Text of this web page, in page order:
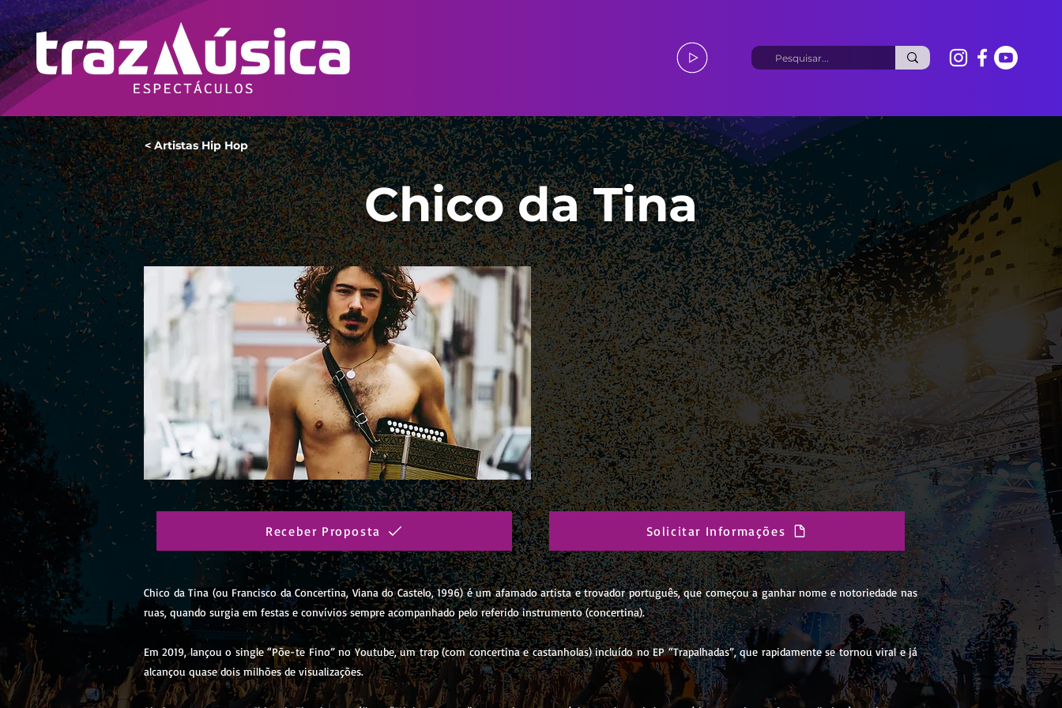
< Artistas Hip Hop
Chico da Tina
Receber Proposta Solicitar Informações
Chico da Tina (ou Francisco da Concertina, Viana do Castelo, 1996) é um afamado artista e trovador português, que começou a ganhar nome e notoriedade nas
ruas, quando surgia em festas e convívios sempre acompanhado pelo referido instrumento (concertina).
Em 2019, lançou o single “Põe-te Fino” no Youtube, um trap (com concertina e castanholas) incluído no EP “Trapalhadas”, que rapidamente se tornou viral e já
alcançou quase dois milhões de visualizações.